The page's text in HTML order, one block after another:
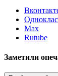
Max
Rutube
Заметили